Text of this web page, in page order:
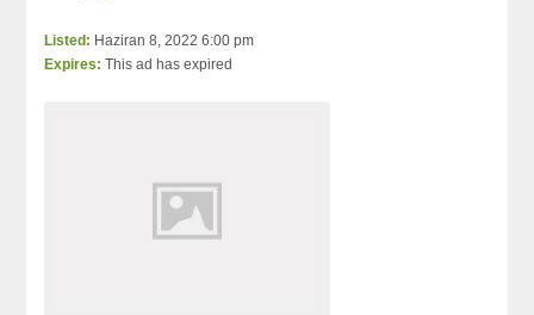
Listed: Haziran 8, 2022 6:00 pm
Expires: This ad has expired